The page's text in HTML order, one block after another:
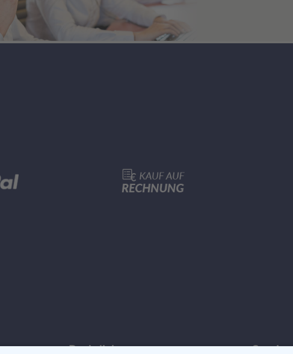
Rechtliches Service